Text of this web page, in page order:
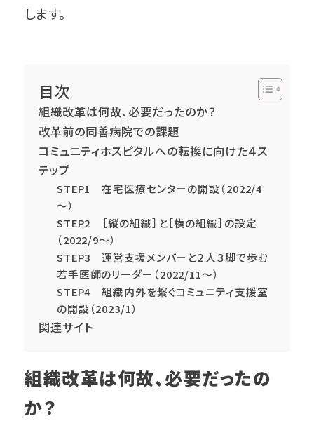
します。
目次
組織改革は何故、必要だったのか？
改革前の同善病院での課題
コミュニティホスピタルへの転換に向けた４ス
テップ
STEP1 在宅医療センターの開設（2022/4
～）
STEP2 ［縦の組織］と［横の組織］の設定
（2022/9～）
STEP3 運営支援メンバーと２人３脚で歩む
若手医師のリーダー（2022/11～）
STEP4 組織内外を繋ぐコミュニティ支援室
の開設（2023/1）
関連サイト
組織改革は何故、必要だったの
か？